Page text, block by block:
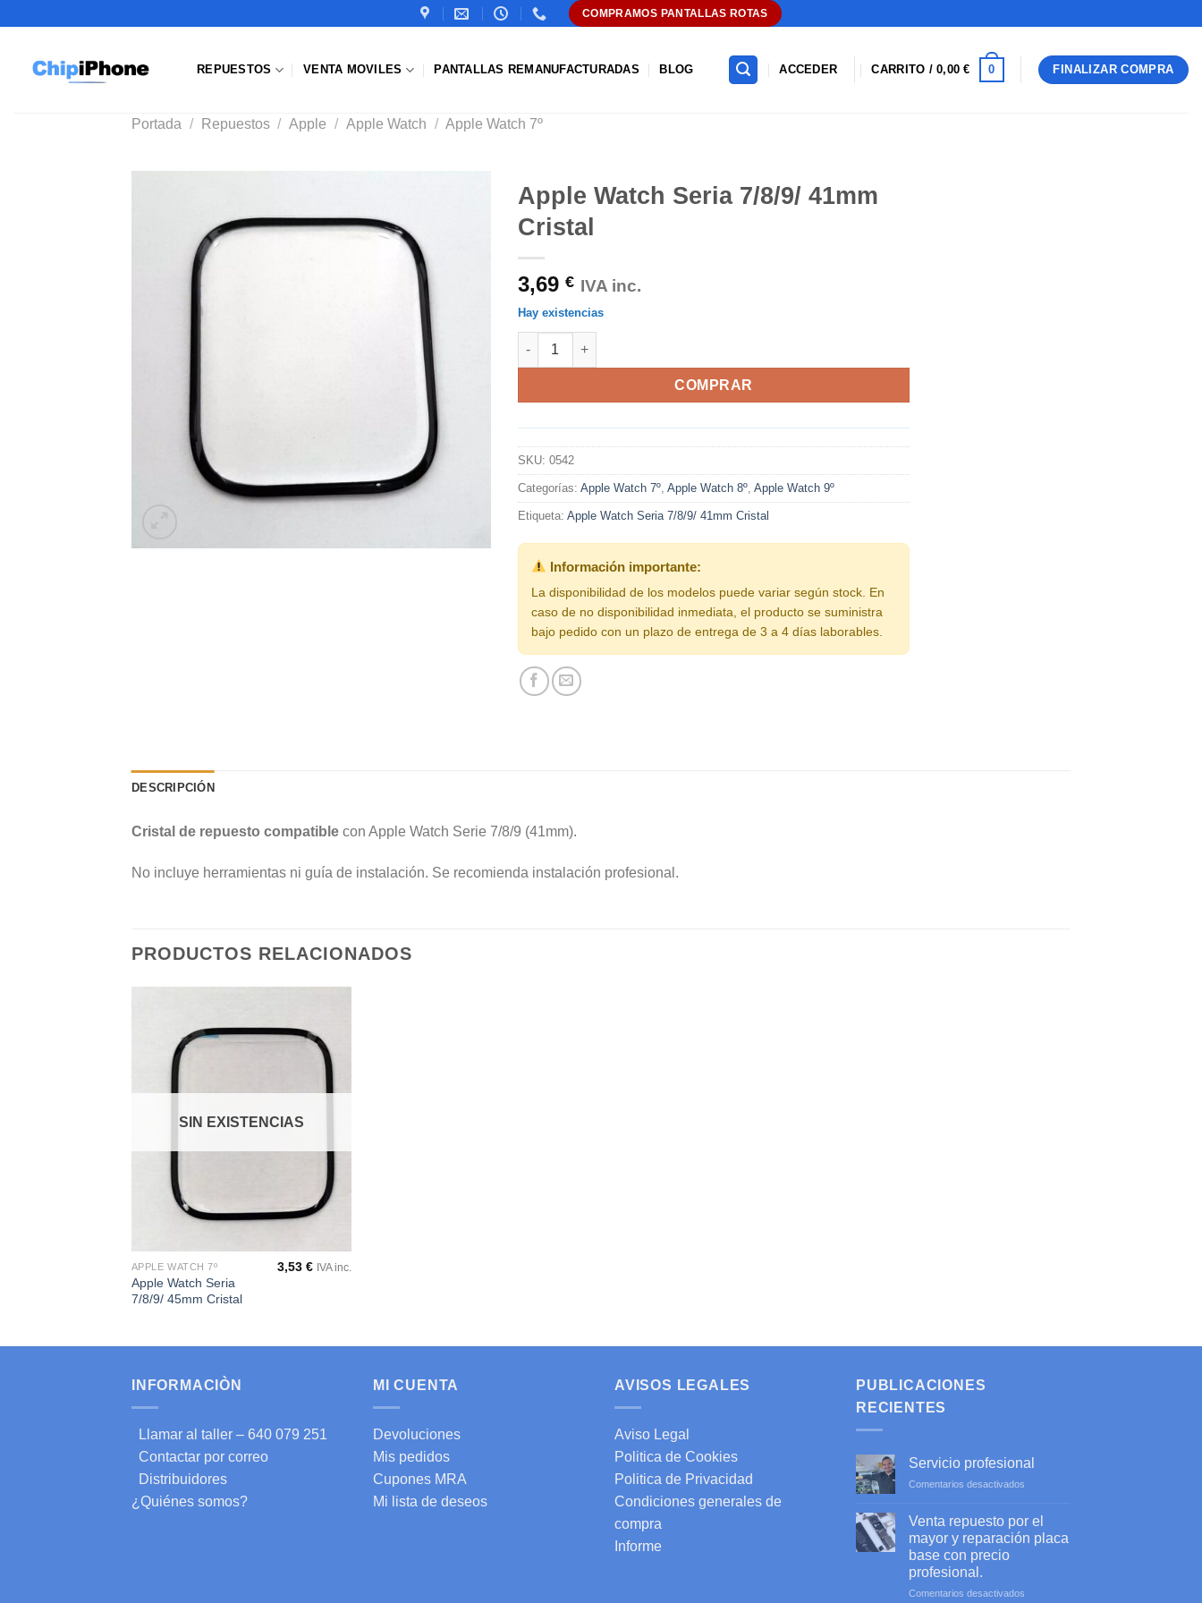
COMPRAMOS PANTALLAS ROTAS
REPUESTOS VENTA MOVILES PANTALLAS REMANUFACTURADAS BLOG ACCEDER CARRITO /0,00€ 0 FINALIZAR COMPRA
Portada / Repuestos / Apple / Apple Watch / Apple Watch 7º
Apple Watch Seria 7/8/9/ 41mm
Cristal
3,69 € IVA inc.
Hay existencias
Apple Watch Seria 7/8/9/ 41mm Cristal cantidad
COMPRAR
SKU: 0542
Categorías: Apple Watch 7º Apple Watch 8º Apple Watch 9º
Etiqueta: Apple Watch Seria 7/8/9/ 41mm Cristal
Información importante:
La disponibilidad de los modelos puede variar según stock. En
caso de no disponibilidad inmediata, el producto se suministra
bajo pedido con un plazo de entrega de 3 a 4 días laborables.
DESCRIPCIÓN
Cristal de repuesto compatible con Apple Watch Serie 7/8/9 (41mm).
No incluye herramientas ni guía de instalación. Se recomienda instalación profesional.
PRODUCTOS RELACIONADOS
Añadir
a la
lista de
deseos
SIN EXISTENCIAS
APPLE WATCH 7º
Apple Watch Seria
7/8/9/ 45mm Cristal
3,53€ IVA inc.
INFORMACIÒN
Llamar al taller – 640 079 251
Contactar por correo
Distribuidores
¿Quiénes somos?
MI CUENTA
Devoluciones
Mis pedidos
Cupones MRA
Mi lista de deseos
AVISOS LEGALES
Aviso Legal
Politica de Cookies
Politica de Privacidad
Condiciones generales de
compra
Informe
PUBLICACIONES
RECIENTES
Servicio profesional
Comentarios desactivados
profesional
Venta repuesto por el
mayor y reparación placa
base con precio
profesional.
Comentarios desactivados